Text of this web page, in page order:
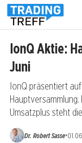
IonQ Aktie:
Juni
IonQ präsentiert
Umsatzplus steht
Dr. Robert Sasse•